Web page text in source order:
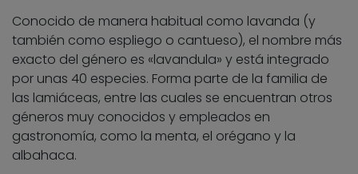
Conocido de manera habitual como lavanda (y
también como espliego o cantueso), el nombre más
exacto del género es «lavandula» y está integrado
por unas 40 especies. Forma parte de la familia de
las lamiáceas, entre las cuales se encuentran otros
géneros muy conocidos y empleados en
gastronomía, como la menta, el orégano y la
albahaca.